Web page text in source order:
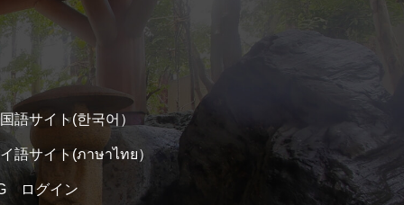
語サイト(한국어）
語サイト(ภาษาไทย）
ログイン